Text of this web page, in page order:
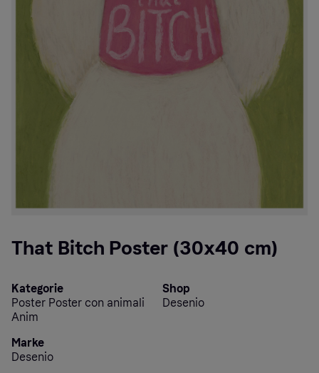
That Bitch Poster (30x40 cm)
Kategorie
Poster Poster con animali
Anim
Shop
Desenio
Marke
Desenio